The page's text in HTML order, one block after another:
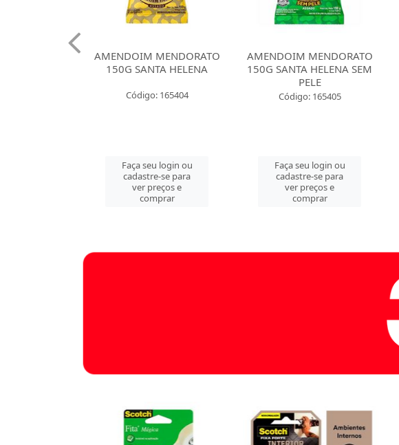
AMENDOIM MENDORATO
150G SANTA HELENA
Código: 165404
Faça seu login ou
cadastre-se para
ver preços e
comprar
AMENDOIM MENDORATO
150G SANTA HELENA SEM
PELE
Código: 165405
Faça seu login ou
cadastre-se para
ver preços e
comprar